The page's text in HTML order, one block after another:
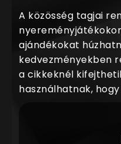
A közösség tagjai
ajándékokat
kedvezményekben
a cikkeknél
használhatnak,